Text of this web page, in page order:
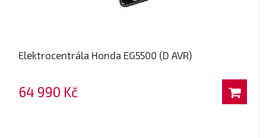
Elektrocentrála Honda EG5500 (D AVR)
64 990 Kč